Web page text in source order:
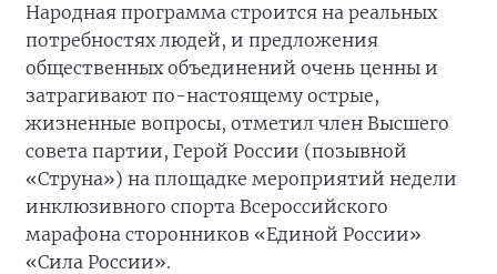
Народная программа строится на реальных
потребностях людей, и предложения
общественных объединений очень ценны и
затрагивают по-настоящему острые,
жизненные вопросы, отметил член Высшего
совета партии, Герой России (позывной
«Струна») на площадке мероприятий недели
инклюзивного спорта Всероссийского
марафона сторонников «Единой России»
«Сила России».